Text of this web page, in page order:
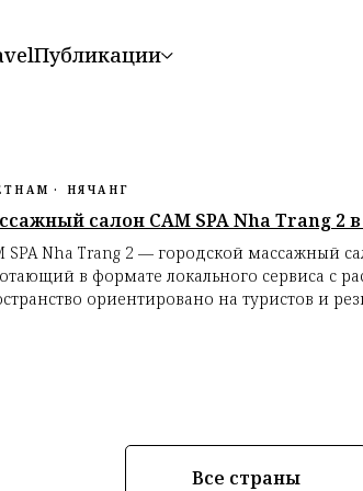
Публикации
виды, цены и
НЯЧАНГ
салон CAM SPA Nha Trang 2
SPA Nha Trang 2 — городской массажный
в формате локального сервиса с
ориентировано на туристов и
Все страны